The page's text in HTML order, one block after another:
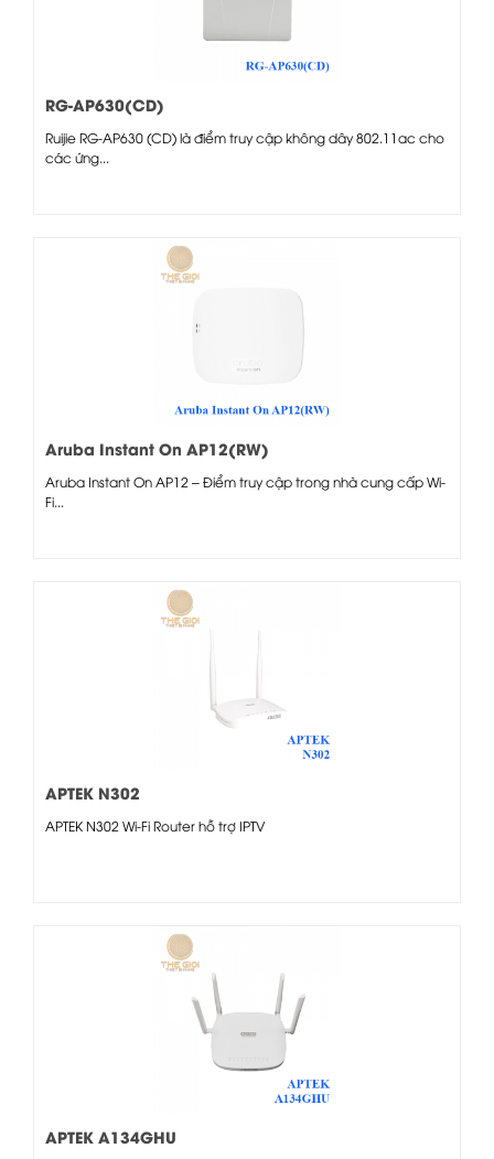
RG-AP630(CD)
Ruijie RG-AP630 (CD) là điểm truy cập không dây 802.11ac cho
các ứng...
Aruba Instant On AP12(RW)
Aruba Instant On AP12 – Điểm truy cập trong nhà cung cấp Wi-
Fi...
APTEK N302
APTEK N302 Wi-Fi Router hỗ trợ IPTV
APTEK A134GHU